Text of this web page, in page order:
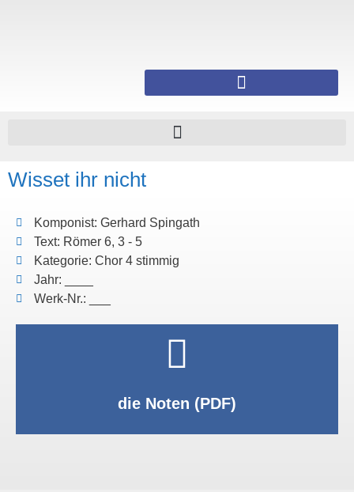
Wisset ihr nicht
Komponist: Gerhard Spingath
Text: Römer 6, 3 - 5
Kategorie: Chor 4 stimmig
Jahr: ____
Werk-Nr.: ___
die Noten (PDF)